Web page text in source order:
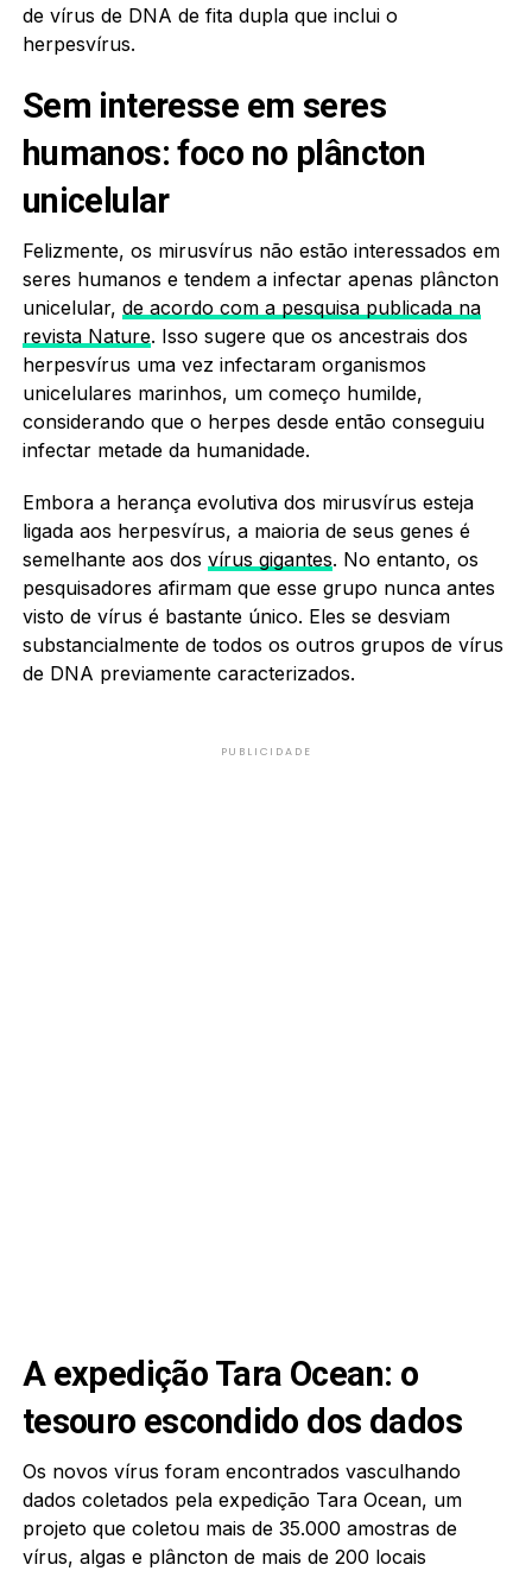
de vírus de DNA de fita dupla que inclui o
herpesvírus.
Sem interesse em seres
humanos: foco no plâncton
unicelular
Felizmente, os mirusvírus não estão interessados em
seres humanos e tendem a infectar apenas plâncton
unicelular, de acordo com a pesquisa publicada na
revista Nature. Isso sugere que os ancestrais dos
herpesvírus uma vez infectaram organismos
unicelulares marinhos, um começo humilde,
considerando que o herpes desde então conseguiu
infectar metade da humanidade.
Embora a herança evolutiva dos mirusvírus esteja
ligada aos herpesvírus, a maioria de seus genes é
semelhante aos dos vírus gigantes. No entanto, os
pesquisadores afirmam que esse grupo nunca antes
visto de vírus é bastante único. Eles se desviam
substancialmente de todos os outros grupos de vírus
de DNA previamente caracterizados.
PUBLICIDADE
A expedição Tara Ocean: o
tesouro escondido dos dados
Os novos vírus foram encontrados vasculhando
dados coletados pela expedição Tara Ocean, um
projeto que coletou mais de 35.000 amostras de
vírus, algas e plâncton de mais de 200 locais